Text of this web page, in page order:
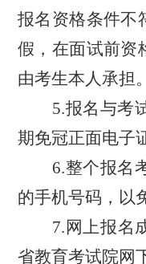
报名资格条件不
假，在面试前资
由考生本人承担。
5.报名与考
期免冠正面电子
6.整个报名
的手机号码 ， 以
7.网上报名
省教育考试院网